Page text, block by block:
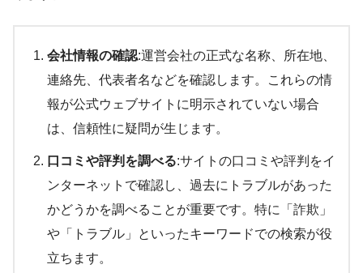
会社情報の確認:運営会社の正式な名称、所在地、
連絡先、代表者名などを確認します。これらの情
報が公式ウェブサイトに明示されていない場合
は、信頼性に疑問が生じます。
口コミや評判を調べる:サイトの口コミや評判をイ
ンターネットで確認し、過去にトラブルがあった
かどうかを調べることが重要です。特に「詐欺」
や「トラブル」といったキーワードでの検索が役
立ちます。